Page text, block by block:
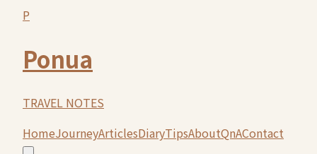
P
Ponua
TRAVEL NOTES
HomeJourneyArticlesDiaryTipsAboutQnAContact